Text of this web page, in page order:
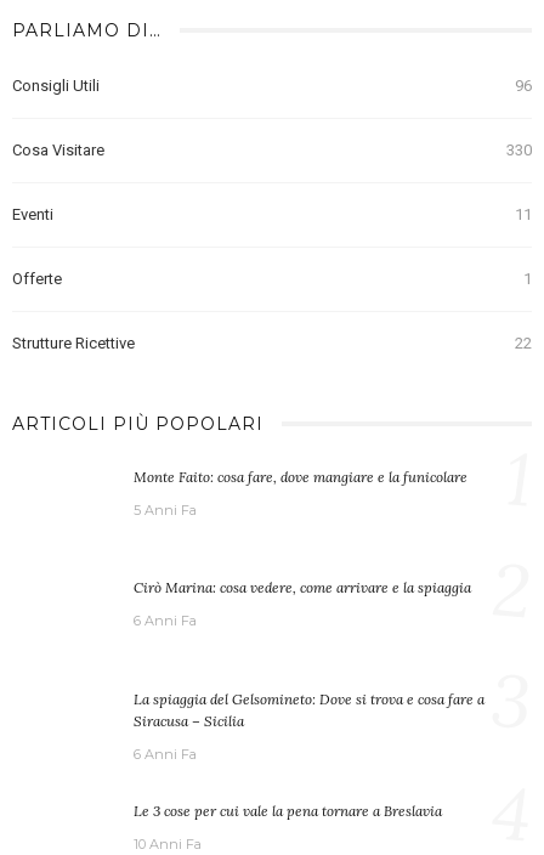
PARLIAMO DI…
Consigli Utili 96
Cosa Visitare 330
Eventi 11
Offerte 1
Strutture Ricettive 22
ARTICOLI PIÙ POPOLARI
Monte Faito: cosa fare, dove mangiare e la funicolare
5 Anni Fa
Cirò Marina: cosa vedere, come arrivare e la spiaggia
6 Anni Fa
La spiaggia del Gelsomineto: Dove si trova e cosa fare a
Siracusa – Sicilia
6 Anni Fa
Le 3 cose per cui vale la pena tornare a Breslavia
10 Anni Fa